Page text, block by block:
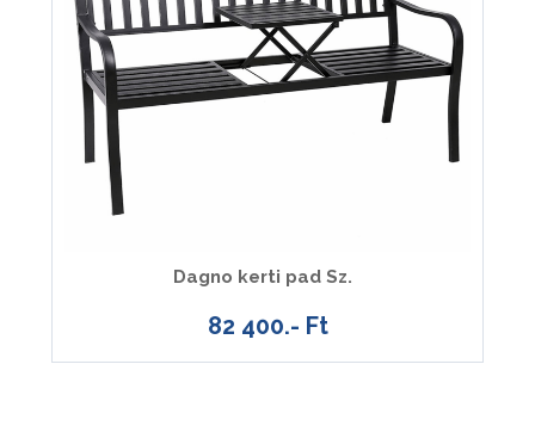
Dagno kerti pad Sz.
82 400.- Ft